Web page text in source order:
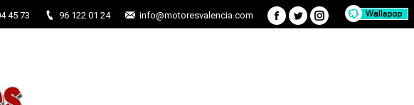
45 73 96 122 01 24 info@motoresvalencia.com
Facebook
TwitterInstagram
TALLER TRABAJOS REALIZADOS BUSCADOR TPV BLOG CONTACTO